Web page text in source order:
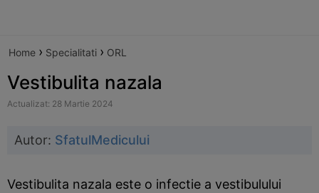
Home › Specialitati › ORL
Vestibulita nazala
Actualizat: 28 Martie 2024
Autor: SfatulMedicului
Vestibulita nazala este o infectie a vestibulului